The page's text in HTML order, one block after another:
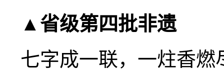
▲省级第四批非遗
七字成一联，一炷香